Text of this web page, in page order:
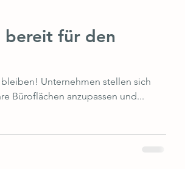
Adventskalender
Leadership
bereit für den
Unternehmen stellen sich
Büroflächen anzupassen und...